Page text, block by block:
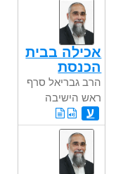
אכילה בבית
הכנסת
הרב גבריאל סרף
ראש הישיבה
ע